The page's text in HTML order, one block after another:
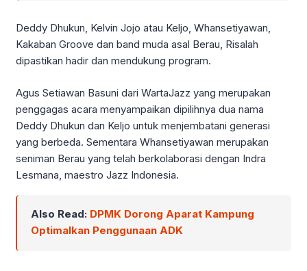
Deddy Dhukun, Kelvin Jojo atau Keljo, Whansetiyawan,
Kakaban Groove dan band muda asal Berau, Risalah
dipastikan hadir dan mendukung program.
Agus Setiawan Basuni dari WartaJazz yang merupakan
penggagas acara menyampaikan dipilihnya dua nama
Deddy Dhukun dan Keljo untuk menjembatani generasi
yang berbeda. Sementara Whansetiyawan merupakan
seniman Berau yang telah berkolaborasi dengan Indra
Lesmana, maestro Jazz Indonesia.
Also Read: DPMK Dorong Aparat Kampung
Optimalkan Penggunaan ADK